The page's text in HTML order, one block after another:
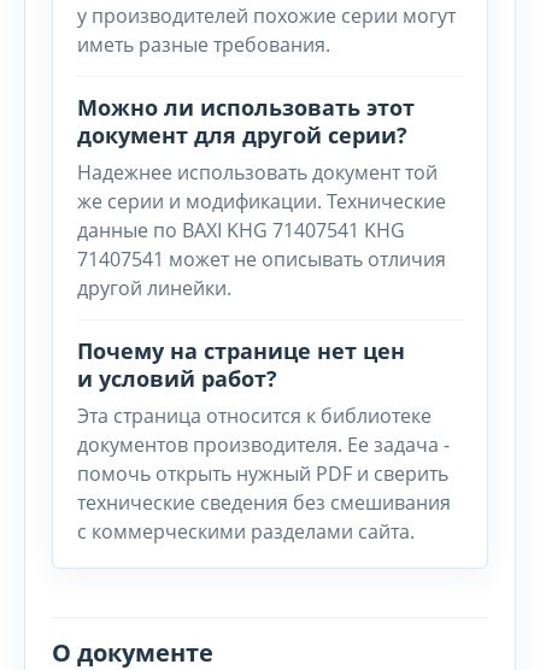
у производителей похожие серии могут
иметь разные требования.
Можно ли использовать этот
документ для другой серии?
Надежнее использовать документ той
же серии и модификации. Технические
данные по BAXI KHG 71407541 KHG
71407541 может не описывать отличия
другой линейки.
Почему на странице нет цен
и условий работ?
Эта страница относится к библиотеке
документов производителя. Ее задача -
помочь открыть нужный PDF и сверить
технические сведения без смешивания
с коммерческими разделами сайта.
О документе